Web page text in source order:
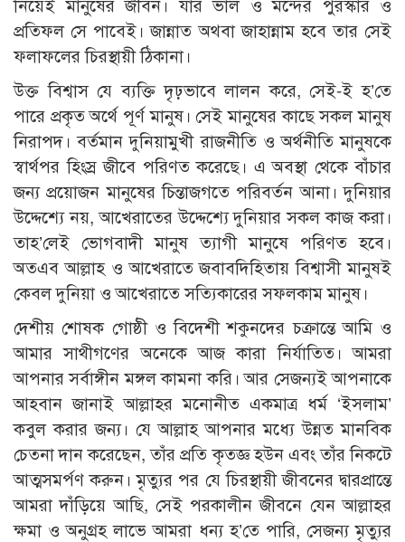
নিয়েই মানুষের জীবন। যার ভাল ও মন্দের পুরস্কার ও
প্রতিফল সে পাবেই। জান্নাত অথবা জাহান্নাম হবে তার সেই
ফলাফলের চিরস্থায়ী ঠিকানা।
উক্ত বিশ্বাস যে ব্যক্তি দৃঢ়ভাবে লালন করে, সেই-ই হ’তে
পারে প্রকৃত অর্থে পূর্ণ মানুষ। সেই মানুষের কাছে সকল মানুষ
নিরাপদ। বর্তমান দুনিয়ামুখী রাজনীতি ও অর্থনীতি মানুষকে
স্বার্থপর হিংস্র জীবে পরিণত করেছে। এ অবস্থা থেকে বাঁচার
জন্য প্রয়োজন মানুষের চিন্তাজগতে পরিবর্তন আনা। দুনিয়ার
উদ্দেশ্যে নয়, আখেরাতের উদ্দেশ্যে দুনিয়ার সকল কাজ করা।
তাহ’লেই ভোগবাদী মানুষ ত্যাগী মানুষে পরিণত হবে।
অতএব আল্লাহ ও আখেরাতে জবাবদিহিতায় বিশ্বাসী মানুষই
কেবল দুনিয়া ও আখেরাতে সত্যিকারের সফলকাম মানুষ।
দেশীয় শোষক গোষ্ঠী ও বিদেশী শকুনদের চক্রান্তে আমি ও
আমার সাথীগণের অনেকে আজ কারা নির্যাতিত। আমরা
আপনার সর্বাঙ্গীন মঙ্গল কামনা করি। আর সেজন্যই আপনাকে
আহবান জানাই আল্লাহর মনোনীত একমাত্র ধর্ম ‘ইসলাম’
কবুল করার জন্য। যে আল্লাহ আপনার মধ্যে উন্নত মানবিক
চেতনা দান করেছেন, তাঁর প্রতি কৃতজ্ঞ হউন এবং তাঁর নিকটে
আত্মসমর্পণ করুন। মৃত্যুর পর যে চিরস্থায়ী জীবনের দ্বারপ্রান্তে
আমরা দাঁড়িয়ে আছি, সেই পরকালীন জীবনে যেন আল্লাহর
ক্ষমা ও অনুগ্রহ লাভে আমরা ধন্য হ’তে পারি, সেজন্য মৃত্যুর